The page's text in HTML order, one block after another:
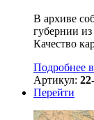
В архиве
губернии
Качество
Подробнее
Артикул:
Перейти